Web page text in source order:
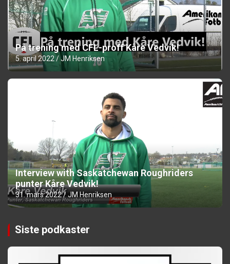
På trening med CFL-proff Kåre Vedvik!
5. april 2022 JM Henriksen
Interview with Saskatchewan Roughriders
punter Kåre Vedvik!
31. mars 2022 JM Henriksen
Siste podkaster